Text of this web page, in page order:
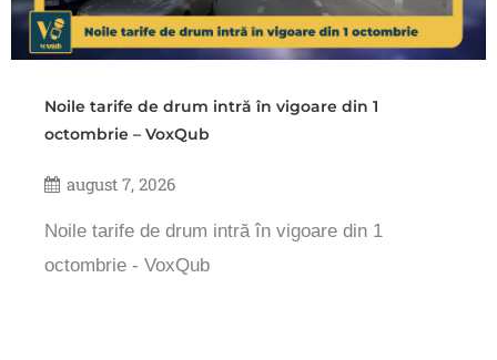
Noile tarife de drum intră în vigoare din 1
octombrie – VoxQub
august 7, 2026
Noile tarife de drum intră în vigoare din 1
octombrie - VoxQub